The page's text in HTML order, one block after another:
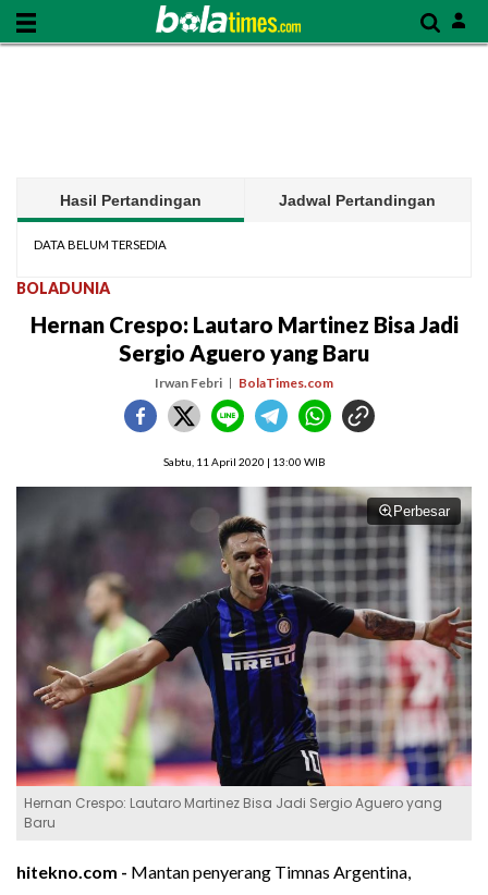
Hasil Pertandingan Jadwal Pertandingan
DATA BELUM TERSEDIA
BOLADUNIA
Hernan Crespo: Lautaro Martinez Bisa Jadi
Sergio Aguero yang Baru
Irwan Febri BolaTimes.com
Sabtu, 11 April 2020 | 13:00 WIB
Perbesar
Hernan Crespo: Lautaro Martinez Bisa Jadi Sergio Aguero yang
Baru
hitekno.com - Mantan penyerang Timnas Argentina,